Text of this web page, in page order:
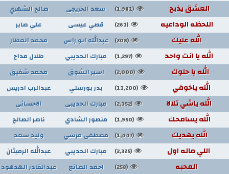
العشق يذبح (1,981) سعد الخريجي صالح الشهري
اللحظه الوداعيه (261) قصي عيسى علي صابر
الله عليك (208) عبدالله ابو راس محمد العطار
الله يا انت واحد (1,297) مبارك الحديبي طلال مداح
الله يا حلوك (2,000) اسير الشوق محمد شفيق
الله ياخوفي (11,200) بدر بورسلي عبدالرب ادريس
الله ياشي تلالا (2,152) مبارك الحديبي الاحسائي
الله يسامحك (1,950) منصور الشادي ناصر الصالح
الله يهديك (1,447) مصطفى مرسي وليد سعد
اللي ماله اول (2,325) مبارك الحديبي عبدالله الرميثان
المحبه (258) احمد الصانع عبدالقادر الهدهود